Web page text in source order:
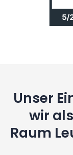
Unser
wir
Raum